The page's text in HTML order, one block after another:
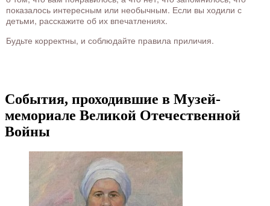
показалось интересным или необычным. Если вы ходили с
детьми, расскажите об их впечатлениях.
Будьте корректны, и соблюдайте правила приличия.
События, проходившие в Музей-
мемориале Великой Отечественной
Войны